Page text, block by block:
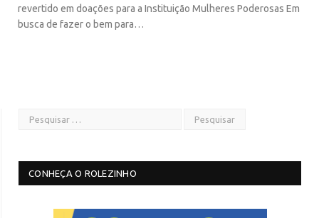
revertido em doações para a Instituição Mulheres Poderosas Em
busca de fazer o bem para…
CONHEÇA O ROLEZINHO